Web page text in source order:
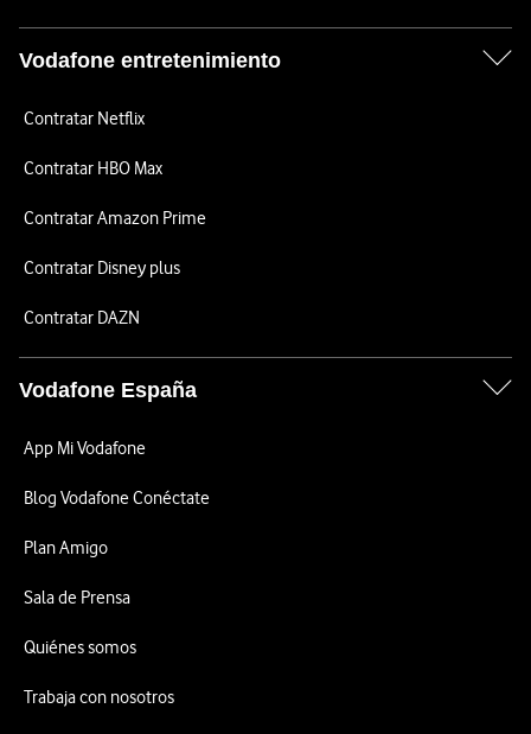
Vodafone entretenimiento
Contratar Netflix
Contratar HBO Max
Contratar Amazon Prime
Contratar Disney plus
Contratar DAZN
Vodafone España
App Mi Vodafone
Blog Vodafone Conéctate
Plan Amigo
Sala de Prensa
Quiénes somos
Trabaja con nosotros